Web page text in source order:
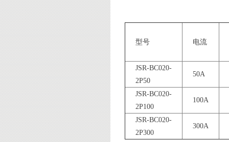
型号 电流
JSR-BC020-
2P50
50A
JSR-BC020-
2P100
100A
JSR-BC020-
2P300
300A